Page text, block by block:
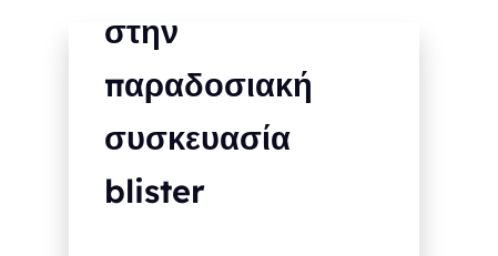
στην
παραδοσιακή
συσκευασία
blister